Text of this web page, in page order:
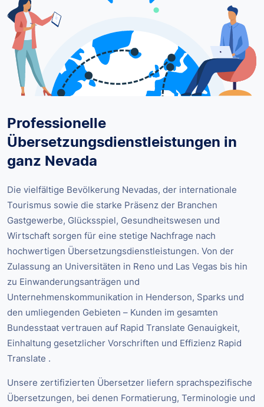
Professionelle
Übersetzungsdienstleistungen in
ganz Nevada
Die vielfältige Bevölkerung Nevadas, der internationale
Tourismus sowie die starke Präsenz der Branchen
Gastgewerbe, Glücksspiel, Gesundheitswesen und
Wirtschaft sorgen für eine stetige Nachfrage nach
hochwertigen Übersetzungsdienstleistungen. Von der
Zulassung an Universitäten in Reno und Las Vegas bis hin
zu Einwanderungsanträgen und
Unternehmenskommunikation in Henderson, Sparks und
den umliegenden Gebieten – Kunden im gesamten
Bundesstaat vertrauen auf Rapid Translate Genauigkeit,
Einhaltung gesetzlicher Vorschriften und Effizienz Rapid
Translate .
Unsere zertifizierten Übersetzer liefern sprachspezifische
Übersetzungen, bei denen Formatierung, Terminologie und